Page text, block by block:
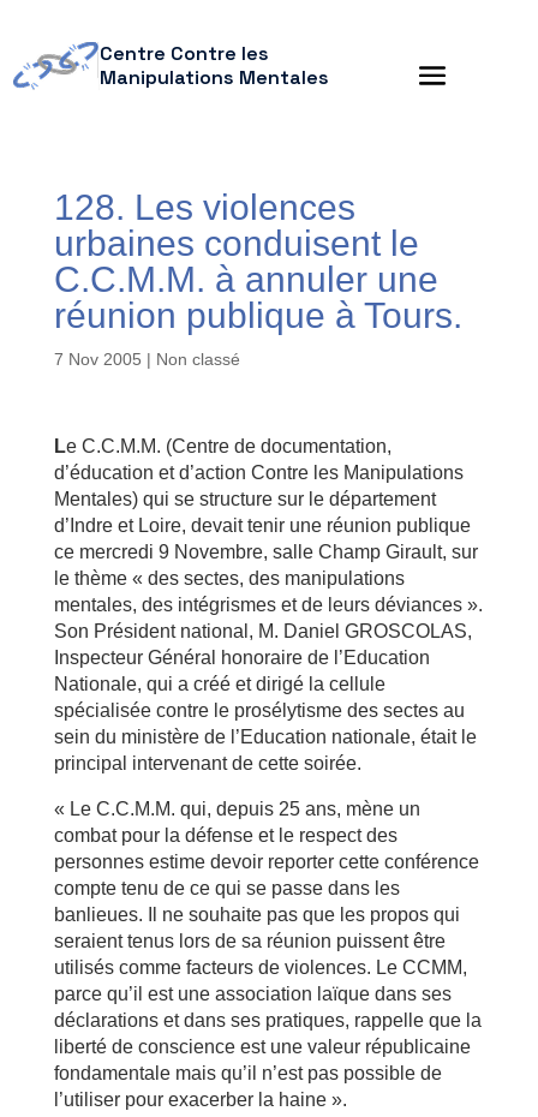
Centre Contre les
Manipulations Mentales
128. Les violences
urbaines conduisent le
C.C.M.M. à annuler une
réunion publique à Tours.
7 Nov 2005 | Non classé
Le C.C.M.M. (Centre de documentation,
d’éducation et d’action Contre les Manipulations
Mentales) qui se structure sur le département
d’Indre et Loire, devait tenir une réunion publique
ce mercredi 9 Novembre, salle Champ Girault, sur
le thème « des sectes, des manipulations
mentales, des intégrismes et de leurs déviances ».
Son Président national, M. Daniel GROSCOLAS,
Inspecteur Général honoraire de l’Education
Nationale, qui a créé et dirigé la cellule
spécialisée contre le prosélytisme des sectes au
sein du ministère de l’Education nationale, était le
principal intervenant de cette soirée.
« Le C.C.M.M. qui, depuis 25 ans, mène un
combat pour la défense et le respect des
personnes estime devoir reporter cette conférence
compte tenu de ce qui se passe dans les
banlieues. Il ne souhaite pas que les propos qui
seraient tenus lors de sa réunion puissent être
utilisés comme facteurs de violences. Le CCMM,
parce qu’il est une association laïque dans ses
déclarations et dans ses pratiques, rappelle que la
liberté de conscience est une valeur républicaine
fondamentale mais qu’il n’est pas possible de
l’utiliser pour exacerber la haine ».